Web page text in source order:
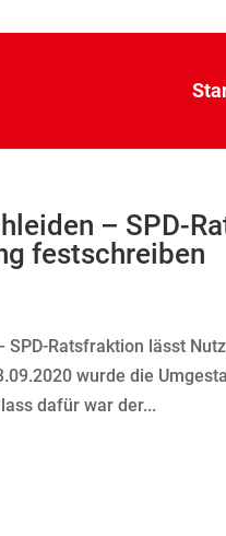
– SPD-
festschreiben
SPD-Ratsfraktion lässt
wurde die
dafür war der...